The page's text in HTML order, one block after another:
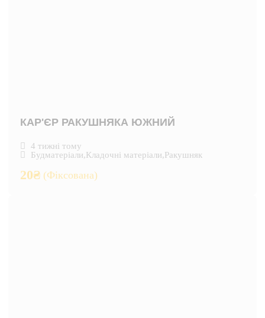
КАР'ЄР РАКУШНЯКА ЮЖНИЙ
4 тижні тому
Будматеріали,Кладочні матеріали,Ракушняк
20₴ (Фіксована)